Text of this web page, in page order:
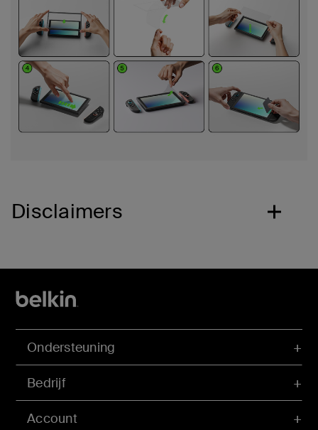
Disclaimers
Account
Ondersteuning
Bedrijf